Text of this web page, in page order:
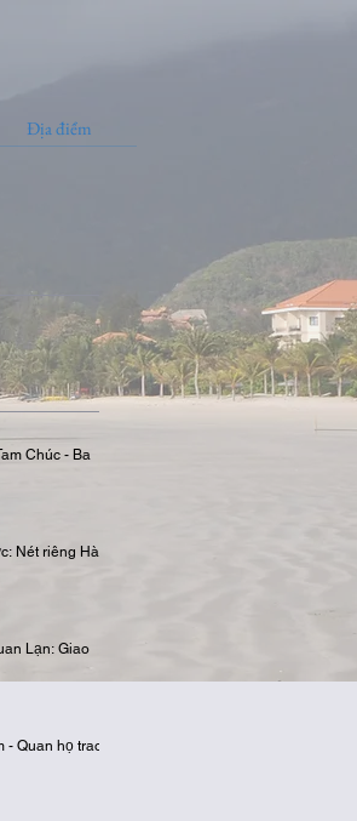
Địa điểm
Chúc - Ba
Nét riêng Hà
Lạn: Giao
- Quan họ trao